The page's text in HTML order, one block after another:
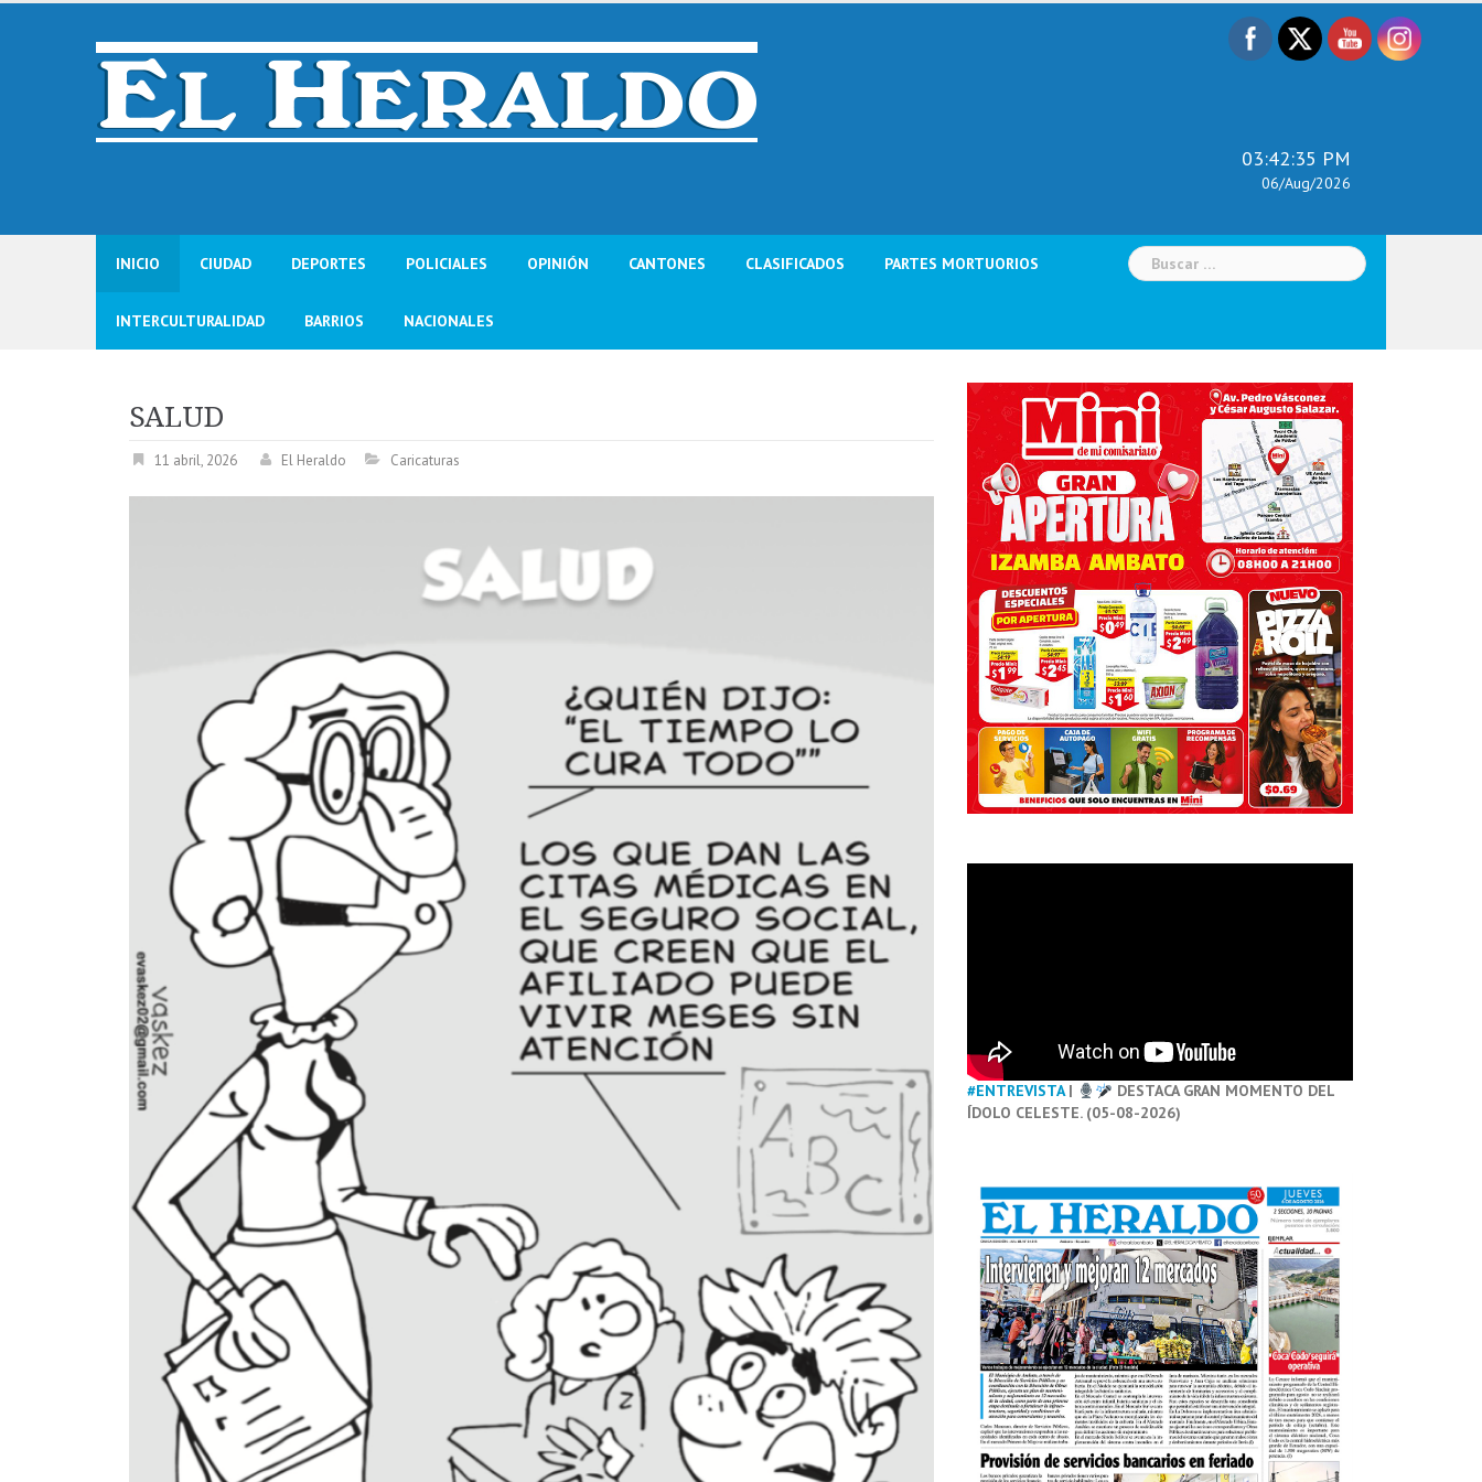
Skip
03:42:36 PM
06/Aug/2026
INICIO CIUDAD DEPORTES POLICIALES OPINIÓN CANTONES CLASIFICADOS PARTES MORTUORIOS
INTERCULTURALIDAD BARRIOS NACIONALES
Buscar:
SALUD
11 abril, 2026 El Heraldo Caricaturas
#ENTREVISTA|
DESTACA GRAN MOMENTO DEL
ÍDOLO CELESTE. (05-08-2026)